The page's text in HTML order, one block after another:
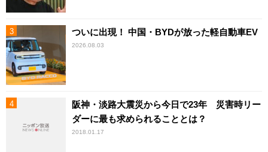
ついに出現！ 中国・BYDが放った軽自動車EV
2026.08.03
阪神・淡路大震災から今日で23年 災害時リー
ダーに最も求められることとは？
2018.01.17